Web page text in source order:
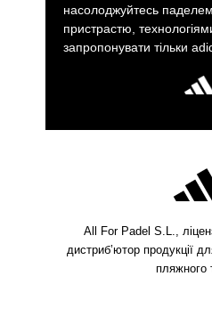
насолоджуйтесь паделем
пристрастю,
запропонувати тільки
All For Padel S.L.,
дистриб’ютор продукції
пляжного